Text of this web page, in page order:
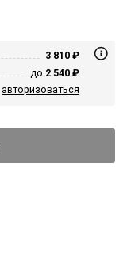
3 810 ₽
до 2 540 ₽
авторизоваться